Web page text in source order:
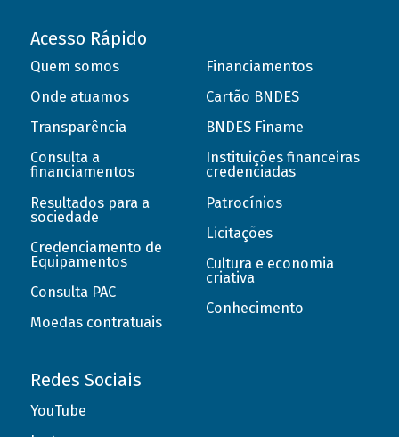
Acesso Rápido
Quem somos
Onde atuamos
Transparência
Consulta a
financiamentos
Resultados para a
sociedade
Credenciamento de
Equipamentos
Consulta PAC
Moedas contratuais
Financiamentos
Cartão BNDES
BNDES Finame
Instituições financeiras
credenciadas
Patrocínios
Licitações
Cultura e economia
criativa
Conhecimento
Redes Sociais
YouTube